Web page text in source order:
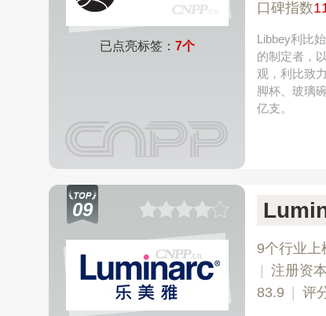
已点亮标签： 7个
口碑指数
Libbey利比
的制定者，
观，利比致
脚杯、玻璃
亿支。
09
9个行业上
注册资
83.9
评